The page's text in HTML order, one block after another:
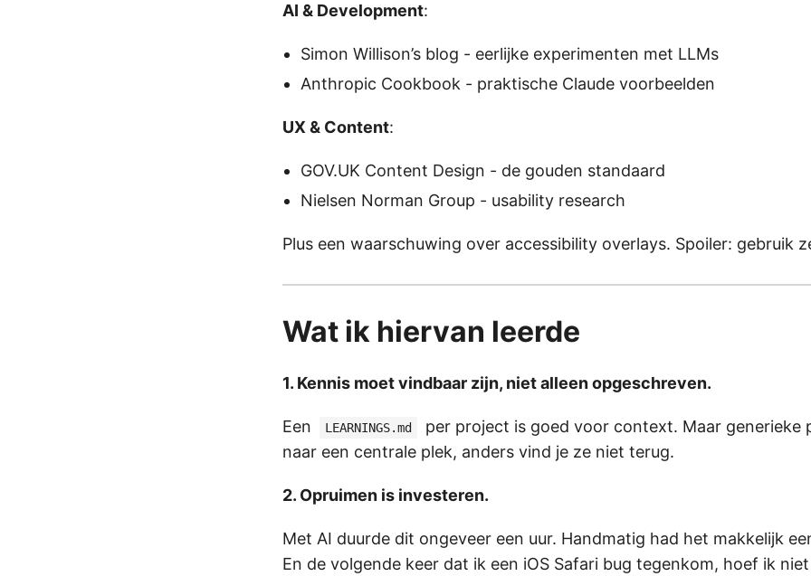
AI & Development:
Simon Willison’s blog - eerlijke experimenten met LLMs
Anthropic Cookbook - praktische Claude voorbeelden
UX & Content:
GOV.UK Content Design - de gouden standaard
Nielsen Norman Group - usability research
Plus een waarschuwing over accessibility overlays. Spoiler: gebruik
Wat ik hiervan leerde
1. Kennis moet vindbaar zijn, niet alleen opgeschreven.
Een LEARNINGS.md
per project is goed voor context. Maar generieke
naar een centrale plek, anders vind je ze niet terug.
2. Opruimen is investeren.
Met AI duurde dit ongeveer een uur. Handmatig had het makkelijk
En de volgende keer dat ik een iOS Safari bug tegenkom, hoef ik